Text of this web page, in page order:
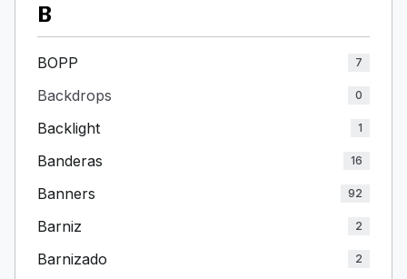
B
BOPP 7
Backdrops 0
Backlight 1
Banderas 16
Banners 92
Barniz 2
Barnizado 2